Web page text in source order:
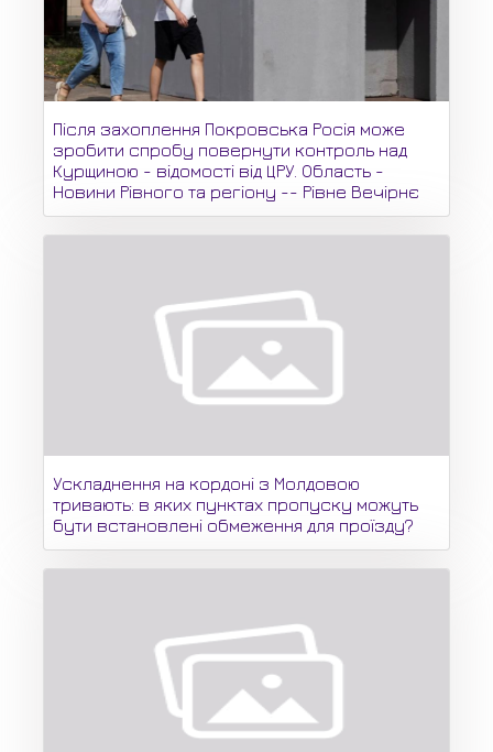
Після захоплення Покровська Росія може
зробити спробу повернути контроль над
Курщиною - відомості від ЦРУ. Область -
Новини Рівного та регіону -- Рівне Вечірнє
Ускладнення на кордоні з Молдовою
тривають: в яких пунктах пропуску можуть
бути встановлені обмеження для проїзду?